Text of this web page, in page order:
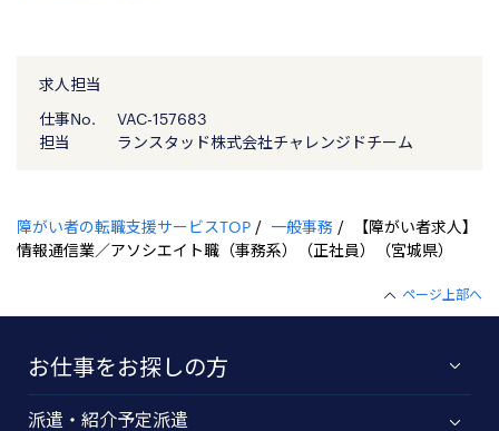
求人担当
仕事No.
VAC-157683
担当
ランスタッド株式会社チャレンジドチーム
障がい者の転職支援サービスTOP 一般事務
【障がい者求人】
情報通信業／アソシエイト職（事務系）（正社員）（宮城県）
ページ上部へ
お仕事をお探しの方
派遣・紹介予定派遣